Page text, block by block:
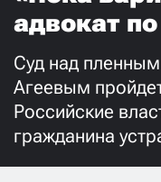
адвокат
Суд над
Агеевым
Российские
гражданина
Ежемесячно
3000
500